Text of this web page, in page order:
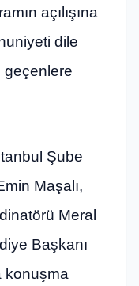
açılışına
dile
geçenlere
Şube
Maşalı,
Meral
Başkanı
konuşma